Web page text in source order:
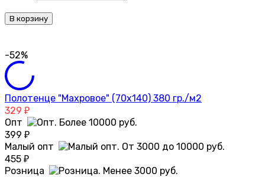
В корзину
-52%
Полотенце "Махровое" (70х140) 380 гр./м2
329 ₽
Опт
399 ₽
Малый опт
455 ₽
Розница